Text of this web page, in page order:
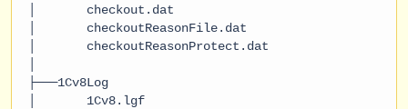
│ checkout.dat
│ checkoutReasonFile.dat
│ checkoutReasonProtect.dat
├───1Cv8Log
│ 1Cv8.lgf